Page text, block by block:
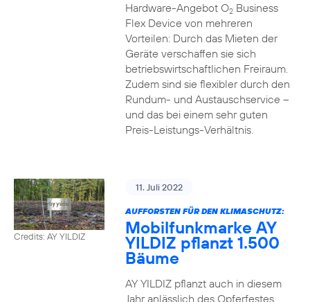
Hardware-Angebot O2Business
Flex Device von mehreren
Vorteilen: Durch das Mieten der
Geräte verschaffen sie sich
betriebswirtschaftlichen Freiraum.
Zudem sind sie flexibler durch den
Rundum- und Austauschservice –
und das bei einem sehr guten
Preis-Leistungs-Verhältnis.
Credits: AY YILDIZ
11. Juli 2022
AUFFORSTEN FÜR DEN KLIMASCHUTZ:
Mobilfunkmarke AY
YILDIZ pflanzt 1.500
Bäume
AY YILDIZ pflanzt auch in diesem
Jahr anlässlich des Opferfestes